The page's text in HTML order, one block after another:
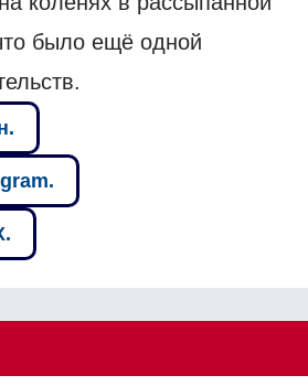
было ещё одной